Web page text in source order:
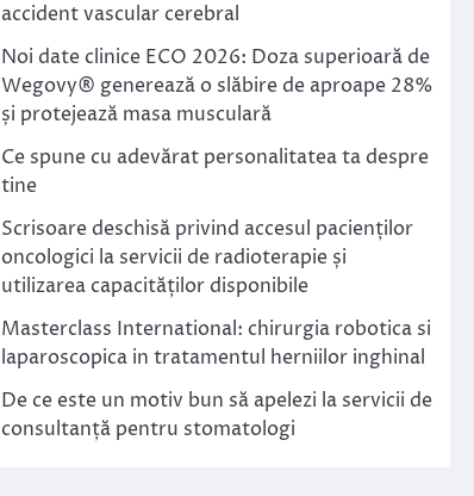
accident vascular cerebral
Noi date clinice ECO 2026: Doza superioară de
Wegovy® generează o slăbire de aproape 28%
și protejează masa musculară
Ce spune cu adevărat personalitatea ta despre
tine
Scrisoare deschisă privind accesul pacienților
oncologici la servicii de radioterapie și
utilizarea capacităților disponibile
Masterclass International: chirurgia robotica si
laparoscopica in tratamentul herniilor inghinal
De ce este un motiv bun să apelezi la servicii de
consultanță pentru stomatologi